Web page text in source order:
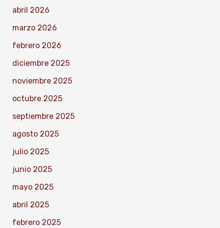
abril 2026
marzo 2026
febrero 2026
diciembre 2025
noviembre 2025
octubre 2025
septiembre 2025
agosto 2025
julio 2025
junio 2025
mayo 2025
abril 2025
febrero 2025